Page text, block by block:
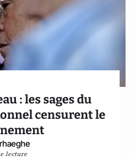
: les sages du
censurent le
lecture